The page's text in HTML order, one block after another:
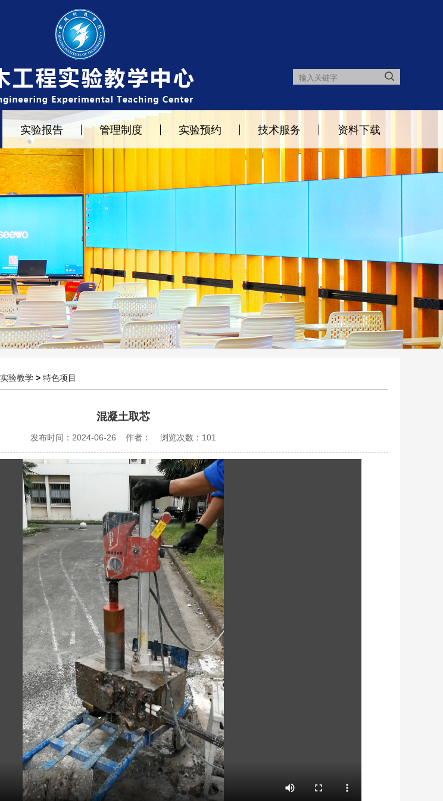
实验报告 管理制度 实验预约 技术服务 资料下载
实验教学 > 特色项目
混凝土取芯
发布时间：2024-06-26 作者： 浏览次数： 101